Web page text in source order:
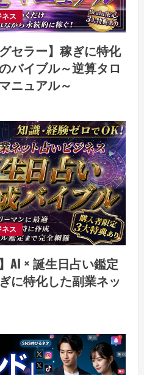
ネス
セラー】稼ぎに特化
バイブル～逆算タロ
ニュアル～
ネス
AI × 誕生日占い鑑定
に特化した副業ネッ